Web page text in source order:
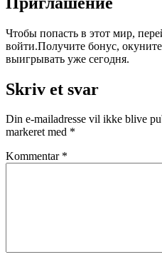
Чтобы попасть в этот мир,
войти.Получите бонус,
выигрывать уже сегодня.
Skriv et svar
Din e-mailadresse vil ikke blive
markeret med *
Kommentar *